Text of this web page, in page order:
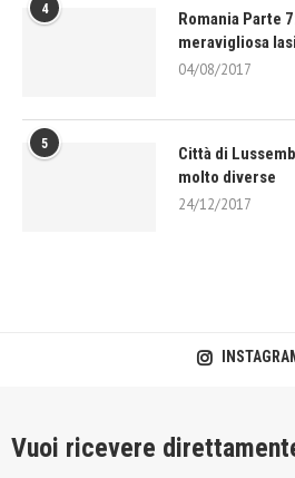
4
Romania Parte
meravigliosa Iasi
04/08/2017
5
Città di
molto diverse
24/12/2017
Vuoi ricevere